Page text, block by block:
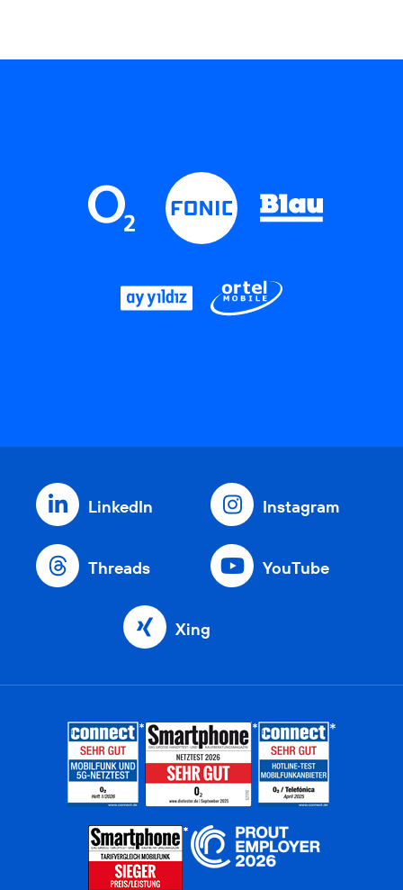
LinkedIn Instagram
Threads YouTube
Xing